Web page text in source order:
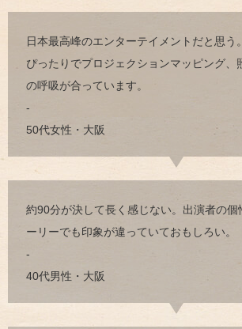
日本最高峰のエンターテイメントだと思う
ぴったりでプロジェクションマッピング、
の呼吸が合っています。
-
50代女性・大阪
約90分が決して長く感じない。出演者の個
ーリーでも印象が違っていておもしろい。
-
40代男性・大阪